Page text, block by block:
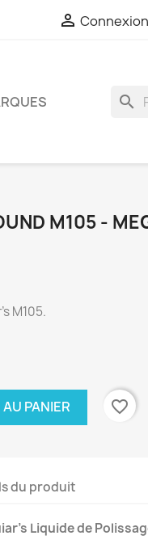
 Connexion
search
M105 -
M105.
PANIER favorite_border
du produit
Liquide de